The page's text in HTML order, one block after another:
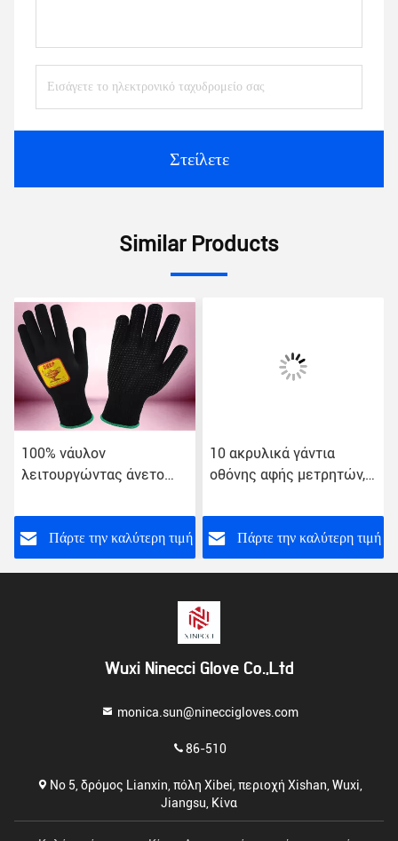
Στείλετε
Similar Products
100% νάυλον
λειτουργώντας άνετο
αισθάνεται για το ψυγείο
Πάρτε την καλύτερη τιμή
10 ακρυλικά γάντια
οθόνης αφής μετρητών,
μήκος 22cm - 27cm
Πάρτε την καλύτερη τιμή
Wuxi Ninecci Glove Co.,Ltd
monica.sun@nineccigloves.com
86-510
Νο 5, δρόμος Lianxin, πόλη Xibei, περιοχή Xishan, Wuxi,
Jiangsu, Κίνα